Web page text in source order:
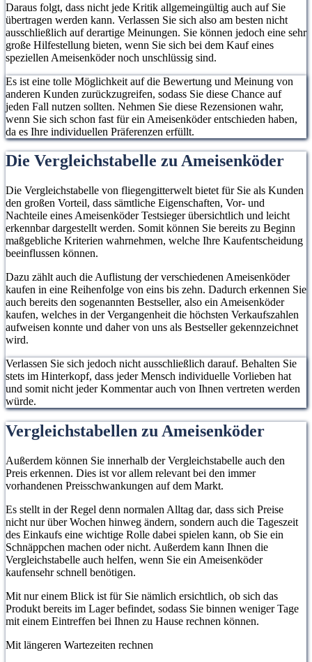
Daraus folgt, dass nicht jede Kritik allgemeingültig auch auf Sie
übertragen werden kann. Verlassen Sie sich also am besten nicht
ausschließlich auf derartige Meinungen. Sie können jedoch eine sehr
große Hilfestellung bieten, wenn Sie sich bei dem Kauf eines
speziellen Ameisenköder noch unschlüssig sind.
Es ist eine tolle Möglichkeit auf die Bewertung und Meinung von
anderen Kunden zurückzugreifen, sodass Sie diese Chance auf
jeden Fall nutzen sollten. Nehmen Sie diese Rezensionen wahr,
wenn Sie sich schon fast für ein Ameisenköder entschieden haben,
da es Ihre individuellen Präferenzen erfüllt.
Die Vergleichstabelle zu Ameisenköder
Die Vergleichstabelle von fliegengitterwelt bietet für Sie als Kunden
den großen Vorteil, dass sämtliche Eigenschaften, Vor- und
Nachteile eines Ameisenköder Testsieger übersichtlich und leicht
erkennbar dargestellt werden. Somit können Sie bereits zu Beginn
maßgebliche Kriterien wahrnehmen, welche Ihre Kaufentscheidung
beeinflussen können.
Dazu zählt auch die Auflistung der verschiedenen Ameisenköder
kaufen in eine Reihenfolge von eins bis zehn. Dadurch erkennen Sie
auch bereits den sogenannten Bestseller, also ein Ameisenköder
kaufen, welches in der Vergangenheit die höchsten Verkaufszahlen
aufweisen konnte und daher von uns als Bestseller gekennzeichnet
wird.
Verlassen Sie sich jedoch nicht ausschließlich darauf. Behalten Sie
stets im Hinterkopf, dass jeder Mensch individuelle Vorlieben hat
und somit nicht jeder Kommentar auch von Ihnen vertreten werden
würde.
Vergleichstabellen zu Ameisenköder
Außerdem können Sie innerhalb der Vergleichstabelle auch den
Preis erkennen. Dies ist vor allem relevant bei den immer
vorhandenen Preisschwankungen auf dem Markt.
Es stellt in der Regel denn normalen Alltag dar, dass sich Preise
nicht nur über Wochen hinweg ändern, sondern auch die Tageszeit
des Einkaufs eine wichtige Rolle dabei spielen kann, ob Sie ein
Schnäppchen machen oder nicht. Außerdem kann Ihnen die
Vergleichstabelle auch helfen, wenn Sie ein Ameisenköder
kaufensehr schnell benötigen.
Mit nur einem Blick ist für Sie nämlich ersichtlich, ob sich das
Produkt bereits im Lager befindet, sodass Sie binnen weniger Tage
mit einem Eintreffen bei Ihnen zu Hause rechnen können.
Mit längeren Wartezeiten rechnen